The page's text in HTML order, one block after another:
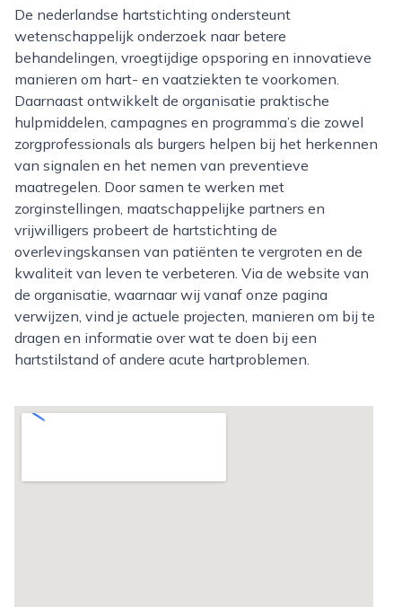
De nederlandse hartstichting ondersteunt
wetenschappelijk onderzoek naar betere
behandelingen, vroegtijdige opsporing en innovatieve
manieren om hart- en vaatziekten te voorkomen.
Daarnaast ontwikkelt de organisatie praktische
hulpmiddelen, campagnes en programma’s die zowel
zorgprofessionals als burgers helpen bij het herkennen
van signalen en het nemen van preventieve
maatregelen. Door samen te werken met
zorginstellingen, maatschappelijke partners en
vrijwilligers probeert de hartstichting de
overlevingskansen van patiënten te vergroten en de
kwaliteit van leven te verbeteren. Via de website van
de organisatie, waarnaar wij vanaf onze pagina
verwijzen, vind je actuele projecten, manieren om bij te
dragen en informatie over wat te doen bij een
hartstilstand of andere acute hartproblemen.